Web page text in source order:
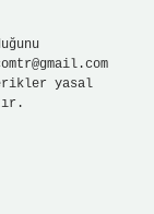
yasal